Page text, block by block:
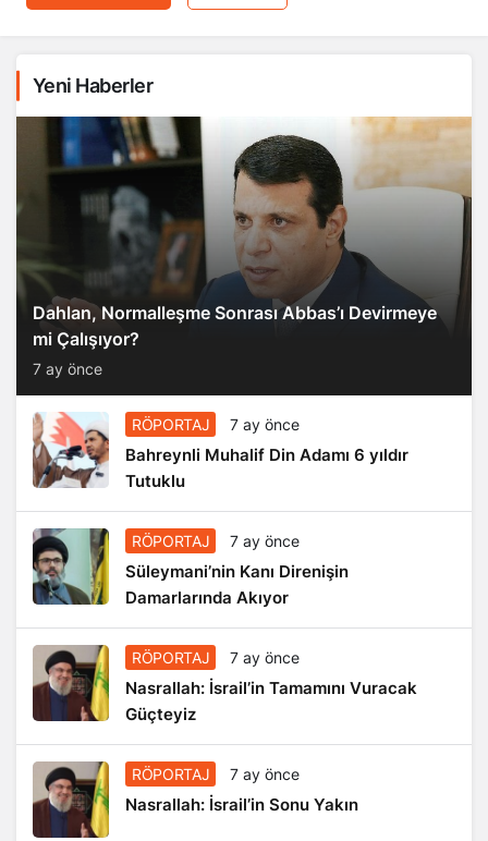
Yeni Haberler
Dahlan, Normalleşme Sonrası Abbas’ı Devirmeye
mi Çalışıyor?
7 ay önce
RÖPORTAJ 7 ay önce
Bahreynli Muhalif Din Adamı 6 yıldır
Tutuklu
RÖPORTAJ 7 ay önce
Süleymani’nin Kanı Direnişin
Damarlarında Akıyor
RÖPORTAJ 7 ay önce
Nasrallah: İsrail’in Tamamını Vuracak
Güçteyiz
RÖPORTAJ 7 ay önce
Nasrallah: İsrail’in Sonu Yakın